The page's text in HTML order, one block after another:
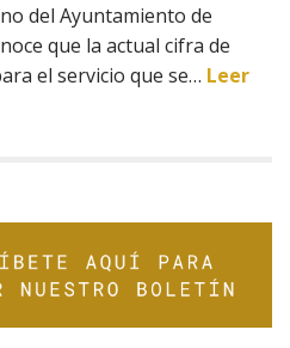
del Ayuntamiento de
que la actual cifra de
el servicio que se… Leer